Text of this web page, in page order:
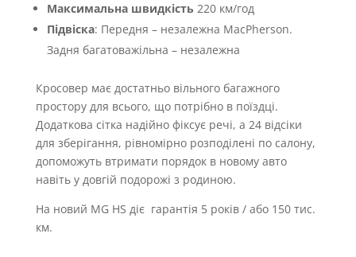
Максимальна швидкість 220 км/год
Підвіска: Передня – незалежна MacPherson.
Задня багатоважільна – незалежна
Кросовер має достатньо вільного багажного
простору для всього, що потрібно в поїздці.
Додаткова сітка надійно фіксує речі, а 24 відсіки
для зберігання, рівномірно розподілені по салону,
допоможуть втримати порядок в новому авто
навіть у довгій подорожі з родиною.
На новий MG HS діє гарантія 5 років / або 150 тис.
км.